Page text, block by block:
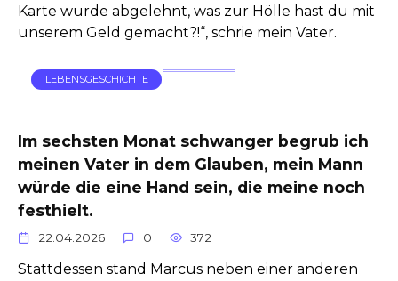
Karte wurde abgelehnt, was zur Hölle hast du mit
unserem Geld gemacht?!“, schrie mein Vater.
LEBENSGESCHICHTE
Im sechsten Monat schwanger begrub ich
meinen Vater in dem Glauben, mein Mann
würde die eine Hand sein, die meine noch
festhielt.
22.04.2026 0 372
Stattdessen stand Marcus neben einer anderen